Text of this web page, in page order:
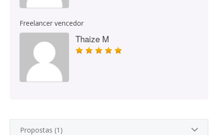
Freelancer vencedor
Thaize M
Propostas (1)